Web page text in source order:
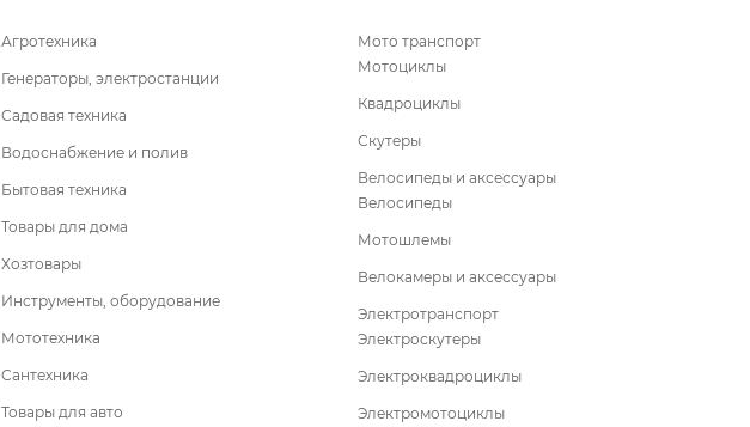
Агротехника
Генераторы, электростанции
Садовая техника
Водоснабжение и полив
Бытовая техника
Товары для дома
Хозтовары
Инструменты, оборудование
Мототехника
Сантехника
Товары для авто
Мото транспорт
Мотоциклы
Квадроциклы
Скутеры
Велосипеды и аксессуары
Велосипеды
Мотошлемы
Велокамеры и аксессуары
Электротранспорт
Электроскутеры
Электроквадроциклы
Электромотоциклы